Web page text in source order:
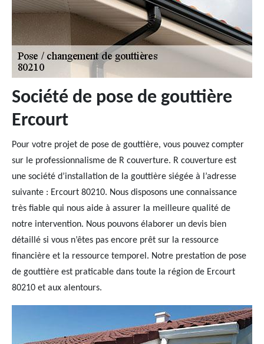
Société de pose de gouttière
Ercourt
Pour votre projet de pose de gouttière, vous pouvez compter
sur le professionnalisme de R couverture. R couverture est
une société d’installation de la gouttière siégée à l’adresse
suivante : Ercourt 80210. Nous disposons une connaissance
très fiable qui nous aide à assurer la meilleure qualité de
notre intervention. Nous pouvons élaborer un devis bien
détaillé si vous n’êtes pas encore prêt sur la ressource
financière et la ressource temporel. Notre prestation de pose
de gouttière est praticable dans toute la région de Ercourt
80210 et aux alentours.